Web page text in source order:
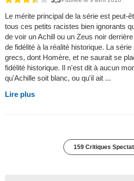
Le mérite principal de la série est peut-
tous ces petits racistes bien ignorants
de voir un Achill ou un Zeus noir
de fidélité à la réalité historique. La
grecs, dont Homère, et ne saurait se
fidélité historique. Il n'est dit à aucun
qu'Achille soit blanc, ou qu'il ait ...
Lire plus
159 Critiques